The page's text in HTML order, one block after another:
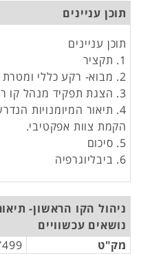
תוכן עניינים
תוכן עניינים
1. תקציר
2. מבוא- רקע כללי ומטרת העבודה
3. הצגת תפקיד מנהל קו ראשון
4. תיאור המיומנויות
הקמת צוות אפקטיבי.
5. סיכום
6. ביבליוגרפיה
ניהול הקו הראשון-
נושאים עכשוויים
מק"ט